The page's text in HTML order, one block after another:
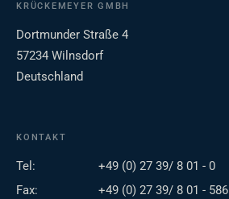
KRÜCKEMEYER GMBH
Dortmunder Straße 4
57234 Wilnsdorf
Deutschland
KONTAKT
Tel:
+49 (0) 27 39/ 8 01 - 0
Fax:
+49 (0) 27 39/ 8 01 - 586